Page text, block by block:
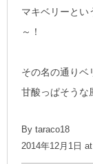
マキベリーとい
～！
その名の通りベ
甘酸っぱそうな
By taraco18
2014年12月1日